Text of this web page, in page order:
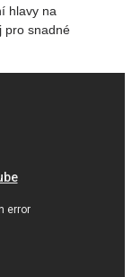
hlavy na
pro snadné